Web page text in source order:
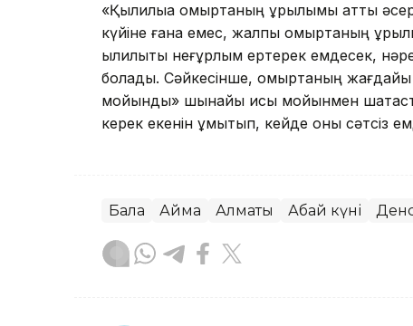
«Қылилыққа омыртқаның құрылымы қатты
күйіне ғана емес, жалпы омыртқаның
қылилықты неғұрлым ертерек емдесек,
болады. Сәйкесінше, омыртқаның жағдайы
мойынды» шынайы қисық мойынмен
керек екенін ұмытып, кейде оны сәтсіз
Бала Аймақ Алматы Абай күні